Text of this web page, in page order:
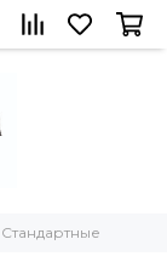
Стандартные